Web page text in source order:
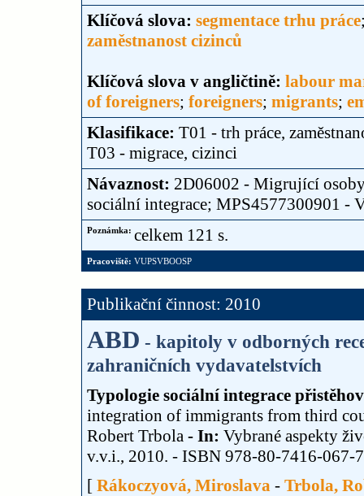
Klíčová slova: segmentace trhu práce
zaměstnanost cizinců
Klíčová slova v angličtině: labour
of foreigners; foreigners; migrants;
Klasifikace: T01 - trh práce,
T03 - migrace, cizinci
Návaznost: 2D06002 - Migrující
sociální integrace; MPS4577300901 -
Poznámka: celkem 121 s.
Pracoviště: VUPSVBOOSP
Publikační činnost: 2010
ABD - kapitoly v odborných
zahraničních vydavatelstvích
Typologie sociální integrace
integration of immigrants from third
Robert Trbola - In: Vybrané aspekty
v.v.i., 2010. - ISBN 978-80-7416-067-
[ Rákoczyová, Miroslava - Trbola,